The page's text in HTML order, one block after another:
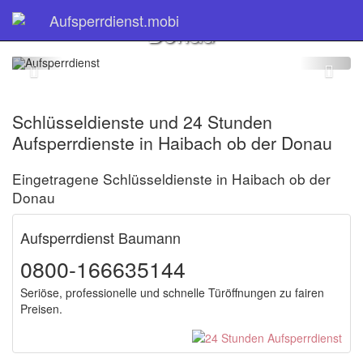
Aufsperrdienst.mobi
Haibach ob der
Donau
Schlüsseldienste und 24 Stunden
Aufsperrdienste in Haibach ob der Donau
Eingetragene Schlüsseldienste in Haibach ob der
Donau
Aufsperrdienst Baumann
0800-166635144
Seriöse, professionelle und schnelle Türöffnungen zu fairen
Preisen.